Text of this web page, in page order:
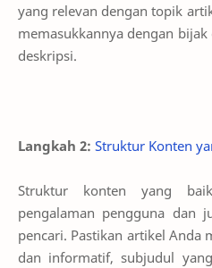
yang relevan dengan topik
memasukkannya dengan
deskripsi.
Langkah 2: Struktur Konten
Struktur konten yang
pengalaman pengguna dan
pencari. Pastikan artikel
dan informatif, subjudul